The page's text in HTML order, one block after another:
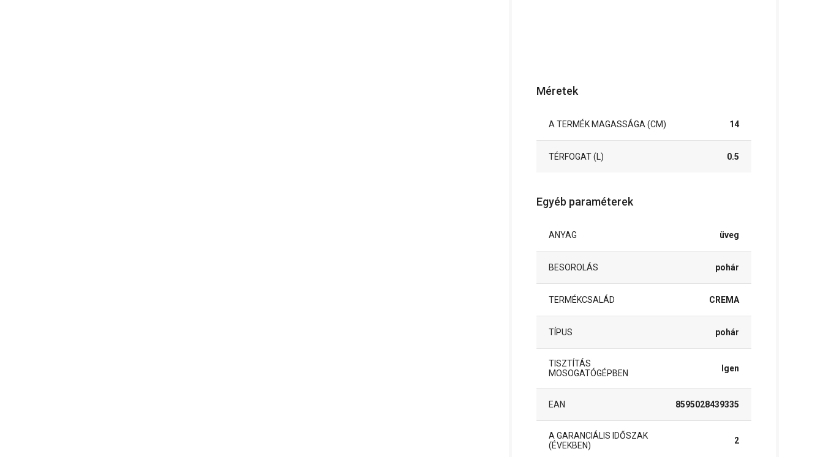
Méretek
A TERMÉK MAGASSÁGA (CM) 14
TÉRFOGAT (L) 0.5
Egyéb paraméterek
ANYAG üveg
BESOROLÁS pohár
TERMÉKCSALÁD CREMA
TÍPUS pohár
TISZTÍTÁS
MOSOGATÓGÉPBEN
Igen
EAN 8595028439335
A GARANCIÁLIS IDŐSZAK
(ÉVEKBEN)
2